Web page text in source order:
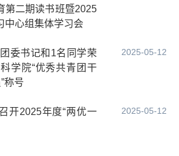
第二期读书班暨2025
中心组集体学习会
委书记和1名同学荣
学院“优秀共青团干
称号
2025-05-12
开2025年度“两优一
2025-05-12